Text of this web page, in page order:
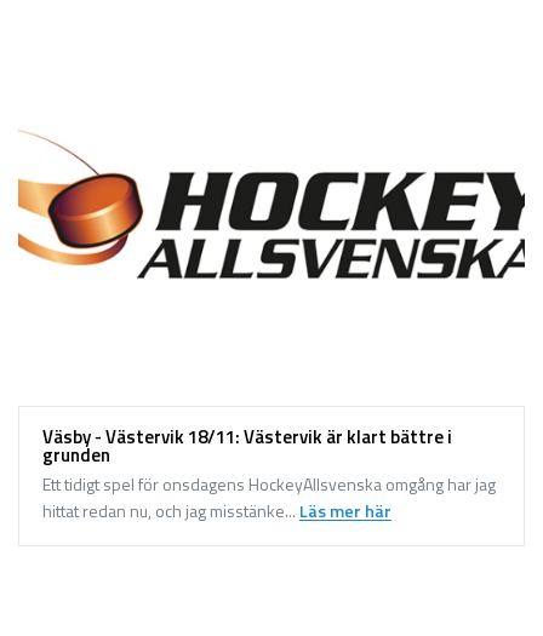
Väsby - Västervik 18/11: Västervik är klart bättre i
grunden
Ett tidigt spel för onsdagens HockeyAllsvenska omgång har jag
hittat redan nu, och jag misstänke... Läs mer här